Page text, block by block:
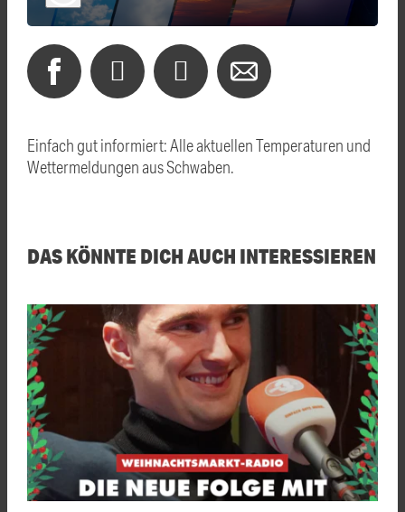
Einfach gut informiert: Alle aktuellen Temperaturen und
Wettermeldungen aus Schwaben.
DAS KÖNNTE DICH AUCH INTERESSIEREN